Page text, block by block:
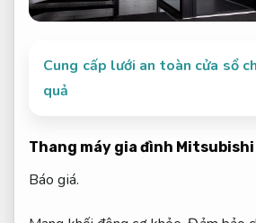
Cung cấp lưới an toàn cửa sổ
quả
Thang máy gia đình Mitsubishi
Báo giá.